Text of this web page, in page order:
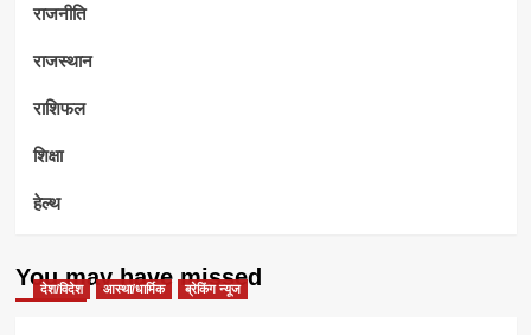
राजनीति
राजस्थान
राशिफल
शिक्षा
हेल्थ
You may have missed
देश/विदेश आस्था/धार्मिक ब्रेकिंग न्यूज